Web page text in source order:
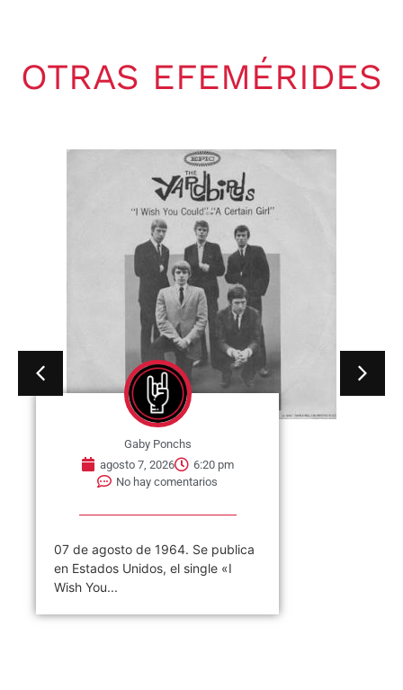
OTRAS EFEMÉRIDES
Gaby Ponchs
agosto 7, 2026
6:20 pm
No hay comentarios
07 de agosto de 1964. Se publica
en Estados Unidos, el single «I
Wish You...